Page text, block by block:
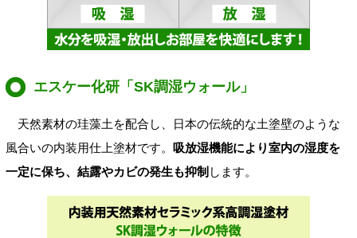
エスケー化研「SK調湿ウォール」
天然素材の珪藻土を配合し、日本の伝統的な土塗壁のような
風合いの内装用仕上塗材です。 吸放湿機能により室内の湿度を
一定に保ち、結露やカビの発生も抑制 します。